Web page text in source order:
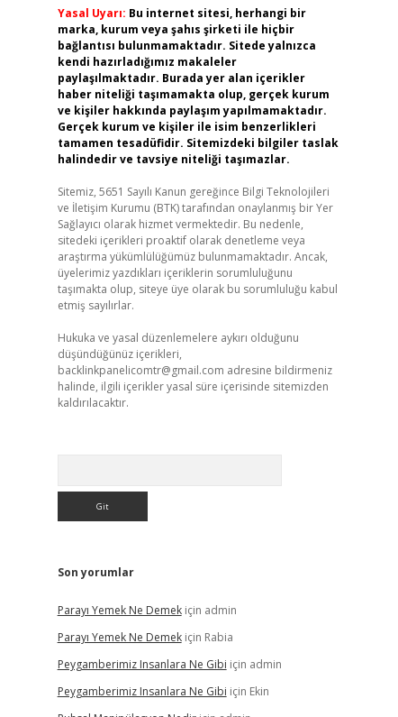
Yasal Uyarı: Bu internet sitesi, herhangi bir
marka, kurum veya şahıs şirketi ile hiçbir
bağlantısı bulunmamaktadır. Sitede yalnızca
kendi hazırladığımız makaleler
paylaşılmaktadır. Burada yer alan içerikler
haber niteliği taşımamakta olup, gerçek kurum
ve kişiler hakkında paylaşım yapılmamaktadır.
Gerçek kurum ve kişiler ile isim benzerlikleri
tamamen tesadüfidir. Sitemizdeki bilgiler taslak
halindedir ve tavsiye niteliği taşımazlar.
Sitemiz, 5651 Sayılı Kanun gereğince Bilgi Teknolojileri
ve İletişim Kurumu (BTK) tarafından onaylanmış bir Yer
Sağlayıcı olarak hizmet vermektedir. Bu nedenle,
sitedeki içerikleri proaktif olarak denetleme veya
araştırma yükümlülüğümüz bulunmamaktadır. Ancak,
üyelerimiz yazdıkları içeriklerin sorumluluğunu
taşımakta olup, siteye üye olarak bu sorumluluğu kabul
etmiş sayılırlar.
Hukuka ve yasal düzenlemelere aykırı olduğunu
düşündüğünüz içerikleri,
backlinkpanelicomtr@gmail.com adresine bildirmeniz
halinde, ilgili içerikler yasal süre içerisinde sitemizden
kaldırılacaktır.
Son yorumlar
Parayı Yemek Ne Demekiçin admin
Parayı Yemek Ne Demekiçin Rabia
Peygamberimiz Insanlara Ne Gibi için admin
Peygamberimiz Insanlara Ne Gibi için Ekin